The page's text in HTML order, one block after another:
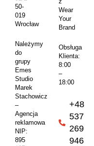
Wear
Your
Brand
Obsługa
Klienta:
8:00
–
18:00
+48
537
269
946
50-
019
Wrocław
Należymy
do
grupy
Emes
Studio
Marek
Stachowicz
–
Agencja
reklamowa
NIP:
895